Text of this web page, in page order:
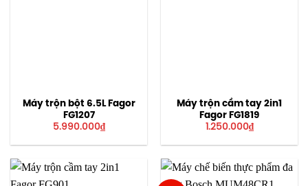
Máy trộn bột 6.5L Fagor
FG1207
5.990.000₫
Máy trộn cầm tay 2in1
Fagor FG1819
1.250.000₫